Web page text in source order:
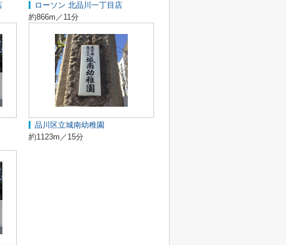
ローソン 北品川一丁目店
約866m／11分
品川区立城南幼稚園
約1123m／15分